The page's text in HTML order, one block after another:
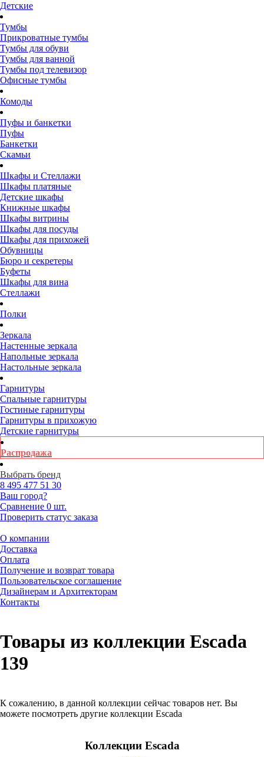
Детские
Тумбы
Прикроватные тумбы
Тумбы для обуви
Тумбы для ванной
Тумбы под телевизор
Офисные тумбы
Комоды
Пуфы и банкетки
Пуфы
Банкетки
Скамьи
Шкафы и Стеллажи
Шкафы платяные
Детские шкафы
Книжные шкафы
Шкафы витрины
Шкафы для посуды
Шкафы для прихожей
Обувницы
Бюро и секретеры
Буфеты
Шкафы для вина
Стеллажи
Полки
Зеркала
Настенные зеркала
Напольные зеркала
Настольные зеркала
Гарнитуры
Спальные гарнитуры
Гостиные гарнитуры
Гарнитуры в прихожую
Детские гарнитуры
Распродажа
Выбрать бренд
8 495 477 51 30
Ваш город?
Сравнение 0 шт.
Проверить статус заказа
О компании
Доставка
Оплата
Получение и возврат товара
Пользовательское соглашение
Дизайнерам и Архитекторам
Контакты
Товары из коллекции Escada
139
К сожалению, в данной коллекции сейчас товаров нет. Вы
можете посмотреть другие коллекции Escada
Коллекции Escada